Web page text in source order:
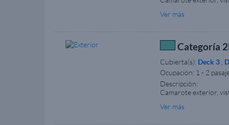
camarotes adaptados
muebles pueden
Ver más
Categoría
Cubierta(s): Deck 3
Ocupación: 1 - 2
Descripción:
Camarote exterior,
categoría de
Ver más